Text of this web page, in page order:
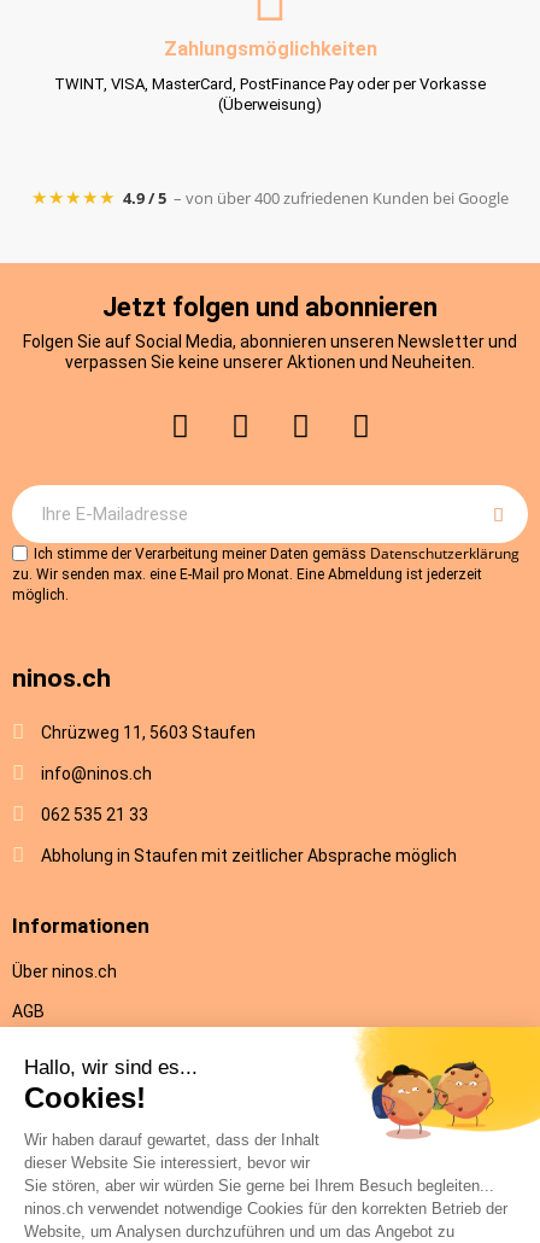
Zahlungsmöglichkeiten
TWINT, VISA, MasterCard, PostFinance Pay oder per Vorkasse
(Überweisung)
★★★★★ 4.9 / 5 – von über 400 zufriedenen Kunden bei Google
Jetzt folgen und abonnieren
Folgen Sie auf Social Media, abonnieren unseren Newsletter und
verpassen Sie keine unserer Aktionen und Neuheiten.
Ich stimme der Verarbeitung meiner Daten gemäss Datenschutzerklärung
zu. Wir senden max. eine E-Mail pro Monat. Eine Abmeldung ist jederzeit
möglich.
ninos.ch
Chrüzweg 11, 5603 Staufen
info@ninos.ch
062 535 21 33
Abholung in Staufen mit zeitlicher Absprache möglich
Informationen
Über ninos.ch
AGB
Rückgabe
Datenschutz
Impressum